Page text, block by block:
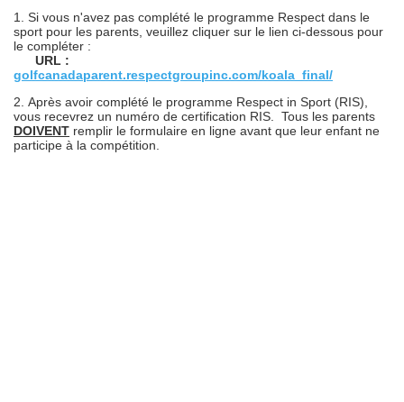
1. Si vous n'avez pas complété le programme Respect dans le
sport pour les parents, veuillez cliquer sur le lien ci-dessous pour
le compléter :
URL :
golfcanadaparent.respectgroupinc.com/koala_final/
2. Après avoir complété le programme Respect in Sport (RIS),
vous recevrez un numéro de certification RIS. Tous les parents
DOIVENT remplir le formulaire en ligne avant que leur enfant ne
participe à la compétition.